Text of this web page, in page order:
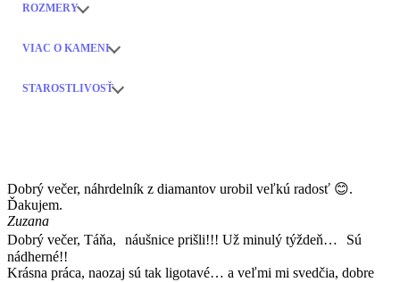
ROZMERY
VIAC O KAMENI
STAROSTLIVOSŤ
Dobrý večer, náhrdelník z diamantov urobil veľkú radosť 😊.
Ďakujem.
Zuzana
Dobrý večer, Táňa, náušnice prišli!!! Už minulý týždeň… Sú
nádherné!!
Krásna práca, naozaj sú tak ligotavé… a veľmi mi svedčia, dobre